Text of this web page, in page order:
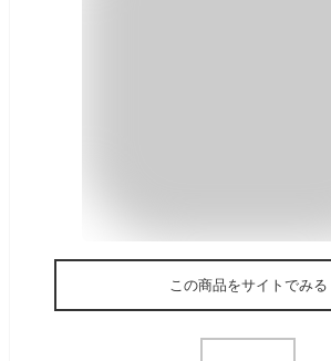
この商品をサイトでみる